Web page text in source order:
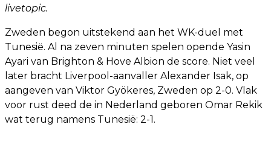
livetopic.
Zweden begon uitstekend aan het WK-duel met
Tunesië. Al na zeven minuten spelen opende Yasin
Ayari van Brighton & Hove Albion de score. Niet veel
later bracht Liverpool-aanvaller Alexander Isak, op
aangeven van Viktor Gyökeres, Zweden op 2-0. Vlak
voor rust deed de in Nederland geboren Omar Rekik
wat terug namens Tunesië: 2-1.